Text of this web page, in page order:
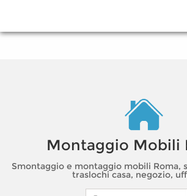
Montaggio Mobili
Smontaggio e montaggio mobili Roma,
traslochi casa, negozio,